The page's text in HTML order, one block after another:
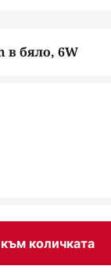
в бяло, 6W
количката